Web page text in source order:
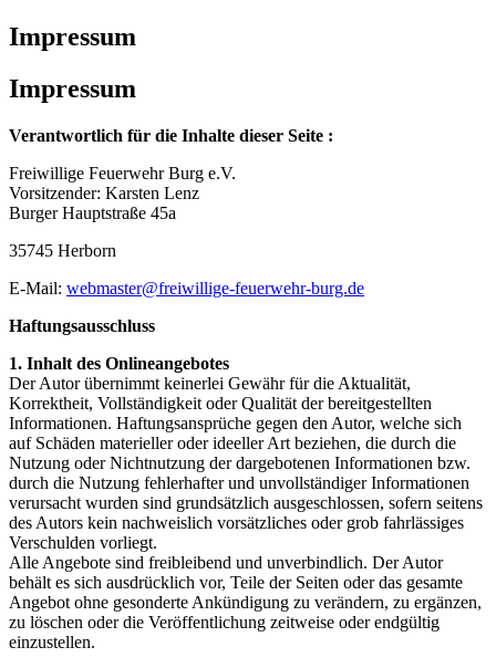
Impressum
Impressum
Verantwortlich für die Inhalte dieser Seite :
Freiwillige Feuerwehr Burg e.V.
Vorsitzender: Karsten Lenz
Burger Hauptstraße 45a
35745 Herborn
E-Mail: webmaster@freiwillige-feuerwehr-burg.de
Haftungsausschluss
1. Inhalt des Onlineangebotes
Der Autor übernimmt keinerlei Gewähr für die Aktualität,
Korrektheit, Vollständigkeit oder Qualität der bereitgestellten
Informationen. Haftungsansprüche gegen den Autor, welche sich
auf Schäden materieller oder ideeller Art beziehen, die durch die
Nutzung oder Nichtnutzung der dargebotenen Informationen bzw.
durch die Nutzung fehlerhafter und unvollständiger Informationen
verursacht wurden sind grundsätzlich ausgeschlossen, sofern seitens
des Autors kein nachweislich vorsätzliches oder grob fahrlässiges
Verschulden vorliegt.
Alle Angebote sind freibleibend und unverbindlich. Der Autor
behält es sich ausdrücklich vor, Teile der Seiten oder das gesamte
Angebot ohne gesonderte Ankündigung zu verändern, zu ergänzen,
zu löschen oder die Veröffentlichung zeitweise oder endgültig
einzustellen.